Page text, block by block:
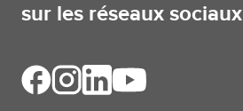
sur les réseaux sociaux